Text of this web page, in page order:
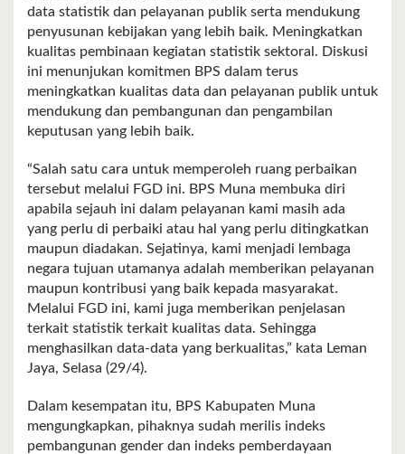
data statistik dan pelayanan publik serta mendukung
penyusunan kebijakan yang lebih baik. Meningkatkan
kualitas pembinaan kegiatan statistik sektoral. Diskusi
ini menunjukan komitmen BPS dalam terus
meningkatkan kualitas data dan pelayanan publik untuk
mendukung dan pembangunan dan pengambilan
keputusan yang lebih baik.
“Salah satu cara untuk memperoleh ruang perbaikan
tersebut melalui FGD ini. BPS Muna membuka diri
apabila sejauh ini dalam pelayanan kami masih ada
yang perlu di perbaiki atau hal yang perlu ditingkatkan
maupun diadakan. Sejatinya, kami menjadi lembaga
negara tujuan utamanya adalah memberikan pelayanan
maupun kontribusi yang baik kepada masyarakat.
Melalui FGD ini, kami juga memberikan penjelasan
terkait statistik terkait kualitas data. Sehingga
menghasilkan data-data yang berkualitas,” kata Leman
Jaya, Selasa (29/4).
Dalam kesempatan itu, BPS Kabupaten Muna
mengungkapkan, pihaknya sudah merilis indeks
pembangunan gender dan indeks pemberdayaan